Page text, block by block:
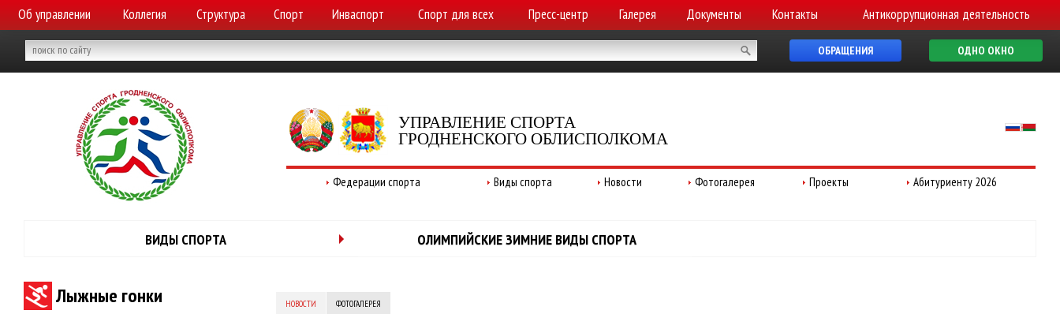
Об управлении Коллегия Структура Спорт Инваспорт Спорт для всех Пресс-центр Галерея Документы Контакты Антикоррупционная деятельность
ОБРАЩЕНИЯ ОДНО ОКНО
УПРАВЛЕНИЕ СПОРТА
ГРОДНЕНСКОГО ОБЛИСПОЛКОМА
Федерации спорта Виды спорта Новости Фотогалерея Проекты Абитуриенту 2026
ВИДЫ СПОРТА ОЛИМПИЙСКИЕ ЗИМНИЕ ВИДЫ СПОРТА
Лыжные гонки НОВОСТИ ФОТОГАЛЕРЕЯ